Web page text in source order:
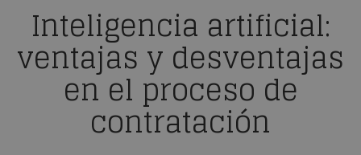
Inteligencia artificial:
ventajas y desventajas
en el proceso de
contratación